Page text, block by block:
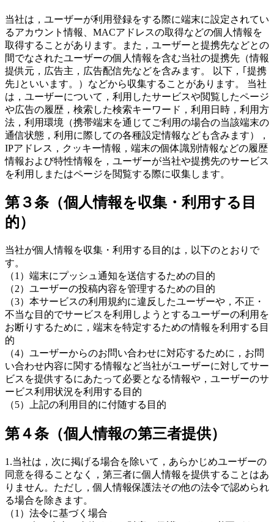
当社は，ユーザーが利用登録をする際に端末に設定されてい
るアカウント情報、MACアドレスの取得などの個人情報を
取得することがあります。また，ユーザーと提携先などとの
間でなされたユーザーの個人情報を含む当社の提携先（情報
提供元，広告主，広告配信先などを含みます。 以下，｢提携
先｣といいます。）などから収集することがあります。 当社
は，ユーザーについて，利用したサービスや閲覧したページ
や広告の履歴，検索した検索キーワード，利用日時，利用方
法，利用環境（携帯端末を通じてご利用の場合の当該端末の
通信状態，利用に際しての各種設定情報なども含みます），
IPアドレス，クッキー情報，端末の個体識別情報などの履歴
情報および特性情報を，ユーザーが当社や提携先のサービス
を利用しまたはページを閲覧する際に収集します。
第３条（個人情報を収集・利用する目
的）
当社が個人情報を収集・利用する目的は，以下のとおりで
す。
（1）端末にプッシュ通知を送信するための目的
（2）ユーザーの投稿内容を管理するための目的
（3）本サービスの利用規約に違反したユーザーや，不正・
不当な目的でサービスを利用しようとするユーザーの利用を
お断りするために，端末を特定するための情報を利用する目
的
（4）ユーザーからのお問い合わせに対応するために，お問
い合わせ内容に関する情報など当社がユーザーに対してサー
ビスを提供するにあたって必要となる情報や，ユーザーのサ
ービス利用状況を利用する目的
（5）上記の利用目的に付随する目的
第４条（個人情報の第三者提供）
1.当社は，次に掲げる場合を除いて，あらかじめユーザーの
同意を得ることなく，第三者に個人情報を提供することはあ
りません。ただし，個人情報保護法その他の法令で認められ
る場合を除きます。
（1）法令に基づく場合